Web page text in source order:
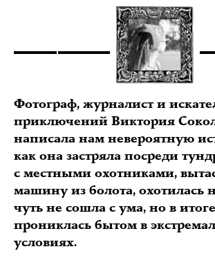
Фотограф, журналист и
приключений Виктория
написала нам невероятную
как она застряла посреди
с местными охотниками,
машину из болота, охотилась
чуть не сошла с ума, но в итоге
прониклась бытом в
условиях.